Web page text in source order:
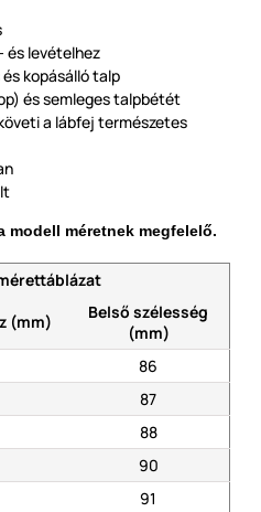
és levételhez
kopásálló talp
és semleges talpbétét
a lábfej természetes
modell méretnek megfelelő.
(mm)
Belső szélesség
(mm)
86
87
88
90
91